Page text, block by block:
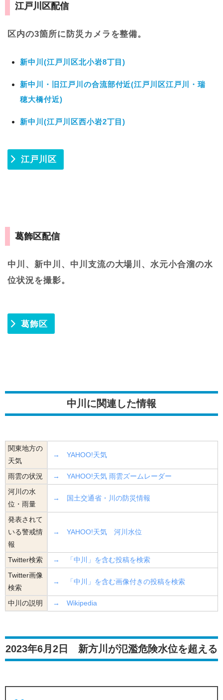
江戸川区配信
区内の3箇所に防災カメラを整備。
新中川(江戸川区北小岩8丁目)
新中川・旧江戸川の合流部付近(江戸川区江戸川・瑞
穂大橋付近)
新中川(江戸川区西小岩2丁目)
江戸川区
葛飾区配信
中川、新中川、中川支流の大場川、水元小合溜の水
位状況を撮影。
葛飾区
中川に関連した情報
関東地方の
天気
→ YAHOO!天気
雨雲の状況
→ YAHOO!天気 雨雲ズームレーダー
河川の水
位・雨量
→ 国土交通省・川の防災情報
発表されて
いる警戒情
報
→ YAHOO!天気 河川水位
Twitter検索
→ 「中川」を含む投稿を検索
Twitter画像
検索
→ 「中川」を含む画像付きの投稿を検索
中川の説明 → Wikipedia
2023年6月2日 新方川が氾濫危険水位を超える